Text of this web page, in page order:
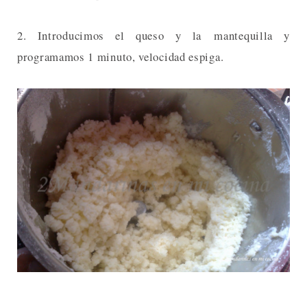
2. Introducimos el queso y la mantequilla y
programamos 1 minuto, velocidad espiga.